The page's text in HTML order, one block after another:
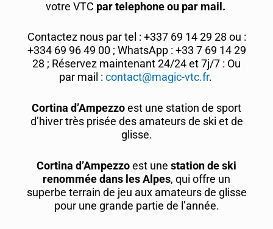
votre VTC par telephone ou par mail.
Contactez nous par tel : +337 69 14 29 28 ou :
+334 69 96 49 00 ; WhatsApp : +33 7 69 14 29
28 ; Réservez maintenant 24/24 et 7j/7 : Ou
par mail : contact@magic-vtc.fr.
Cortina d’Ampezzoest une station de sport
d’hiver très prisée des amateurs de ski et de
glisse.
Cortina d’Ampezzoest une station de ski
renommée dans les Alpes, qui offre un
superbe terrain de jeu aux amateurs de glisse
pour une grande partie de l’année.